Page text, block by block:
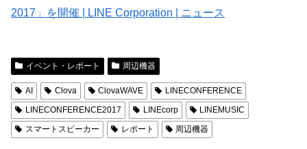
2017」を開催 | LINE Corporation | ニュース
イベント・レポート 周辺機器
AI Clova ClovaWAVE
LINECONFERENCE
LINECONFERENCE2017
LINEcorp
LINEMUSIC
スマートスピーカー
レポート 周辺機器